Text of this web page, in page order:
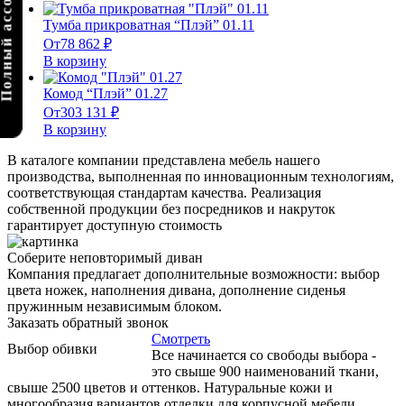
Тумба прикроватная “Плэй” 01.11
От78 862 ₽
В корзину
Комод “Плэй” 01.27
От303 131 ₽
В корзину
В каталоге компании представлена мебель нашего
производства, выполненная по инновационным технологиям,
соответствующая стандартам качества. Реализация
собственной продукции без посредников и накруток
гарантирует доступную стоимость
Соберите неповторимый диван
Компания предлагает дополнительные возможности: выбор
цвета ножек, наполнения дивана, дополнение сиденья
пружинным независимым блоком.
Заказать обратный звонок
Выбор обивки
Смотреть
Все начинается со свободы выбора -
это свыше 900 наименований ткани,
свыше 2500 цветов и оттенков. Натуральные кожи и